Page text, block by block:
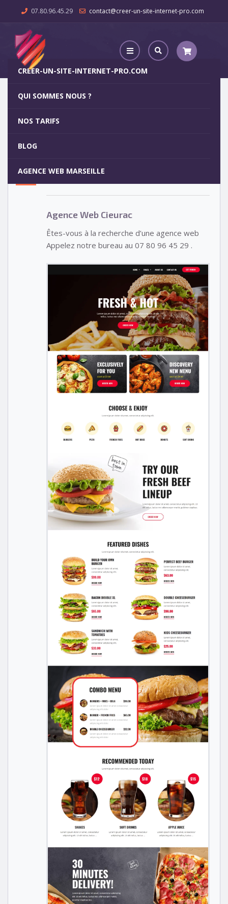
07.80.96.45.29 contact@creer-un-site-internet-pro.com
CREER-UN-SITE-INTERNET-PRO.COM
QUI SOMMES NOUS ?
NOS TARIFS
BLOG
AGENCE WEB MARSEILLE
Agence Web Cieurac
5
Votre site internet pour 29€
Agence Web Cieurac
Êtes-vous à la recherche d’une agence web
Appelez notre bureau au 07 80 96 45 29 .